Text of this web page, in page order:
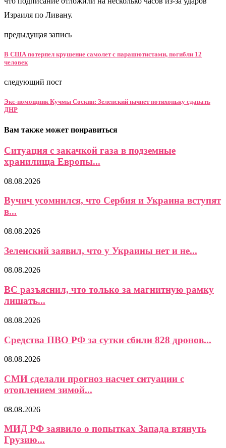
Израиля по Ливану.
предыдущая запись
В США потерпел крушение самолет с парашютистами, погибли 12
человек
следующий пост
Экс-помощник Кучмы Соскин: Зеленский начнет потихоньку сдавать
ДНР
Вам также может понравиться
Ситуация с закачкой газа в подземные
хранилища Европы...
08.08.2026
Вучич усомнился, что Сербия и Украина вступят
в...
08.08.2026
Зеленский заявил, что у Украины нет и не...
08.08.2026
ВС разъяснил, что только за магнитную рамку
лишать...
08.08.2026
Средства ПВО РФ за сутки сбили 828 дронов...
08.08.2026
СМИ сделали прогноз насчет ситуации с
отоплением зимой...
08.08.2026
МИД РФ заявило о попытках Запада втянуть
Грузию...